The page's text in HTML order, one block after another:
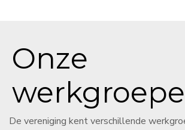
Onze
De vereniging kent verschillende